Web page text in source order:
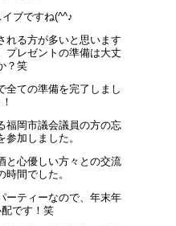
ブですね(^^♪
れる方が多いと思います
プレゼントの準備は大丈
？笑
全ての準備を完了しまし
福岡市議会議員の方の忘
加しました。
と心優しい方々との交流
間でした。
ーティーなので、年末年
です！笑